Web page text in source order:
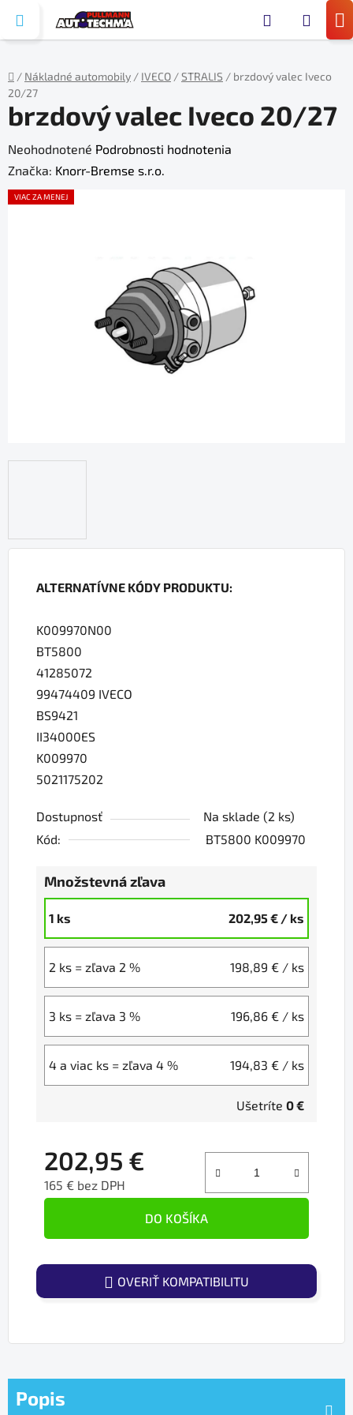
obsah
Domov
/ Nákladné automobily / IVECO /STRALIS / brzdový valec Iveco
20/27
ALTERNATÍVNE KÓDY PRODUKTU:
K009970N00
BT5800
41285072
99474409 IVECO
BS9421
II34000ES
K009970
5021175202
Dostupnosť Na sklade (2 ks)
Kód:
BT5800 K009970
Množstevná zľava
1 ks 202,95 € / ks
2 ks = zľava 2 % 198,89 € / ks
3 ks = zľava 3 % 196,86 € / ks
4 a viac ks = zľava 4 % 194,83 € / ks
Ušetríte 0 €
202,95 €
165 € bez DPH
DO KOŠÍKA
OVERIŤ KOMPATIBILITU
brzdový valec Iveco 20/27
Priemerné
hodnotenie
produktu
Neohodnotené Podrobnosti hodnotenia
Značka: Knorr-Bremse s.r.o.
VIAC ZA MENEJ
Popis